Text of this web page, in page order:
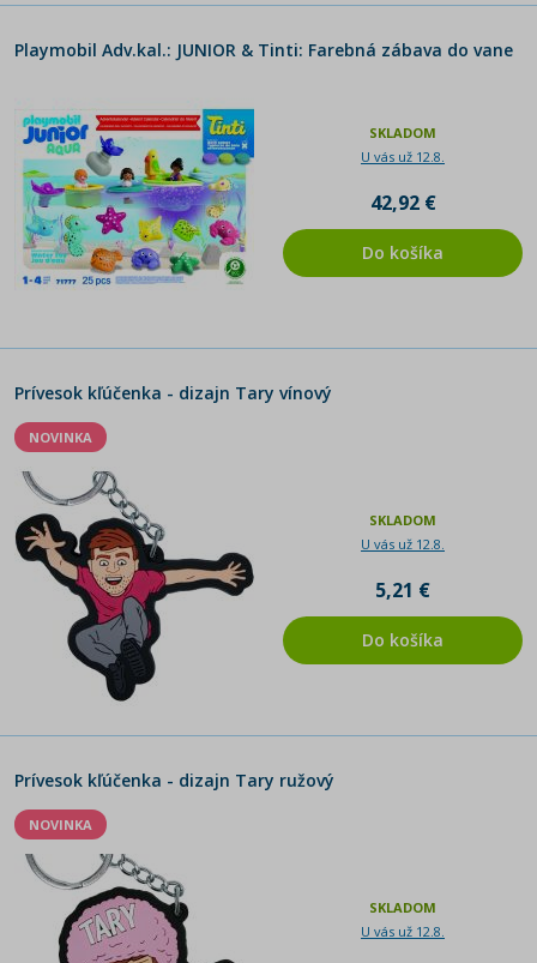
Playmobil Adv.kal.: JUNIOR & Tinti: Farebná zábava do vane
SKLADOM
U vás už 12.8.
42,92 €
Do košíka
Prívesok kľúčenka - dizajn Tary vínový
NOVINKA
SKLADOM
U vás už 12.8.
5,21 €
Do košíka
Prívesok kľúčenka - dizajn Tary ružový
NOVINKA
SKLADOM
U vás už 12.8.